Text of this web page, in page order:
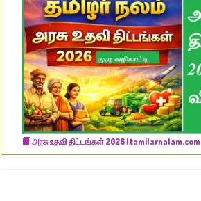
அரசு உதவி திட்டங்கள் 2026 | tamilarnalam.com